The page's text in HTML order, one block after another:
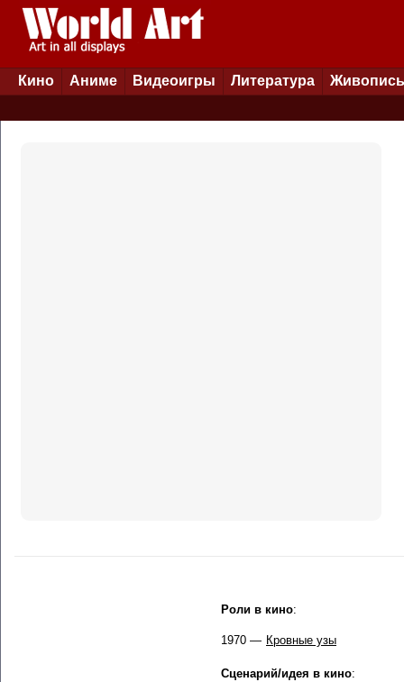
Кино Аниме Видеоигры Литература Живопись
Роли в кино:
1970 — Кровные узы
Сценарий/идея в кино: